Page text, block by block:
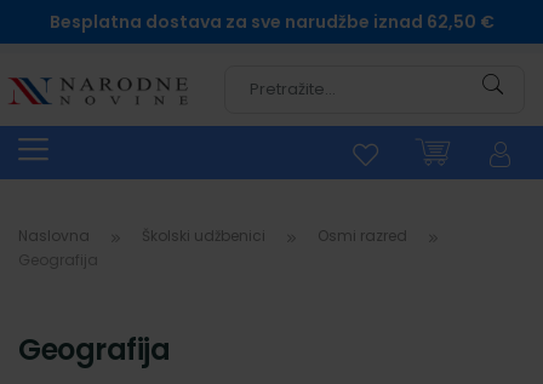
Besplatna dostava za sve narudžbe iznad 62,50 €
Naslovna Školski udžbenici
Osmi razred
Geografija